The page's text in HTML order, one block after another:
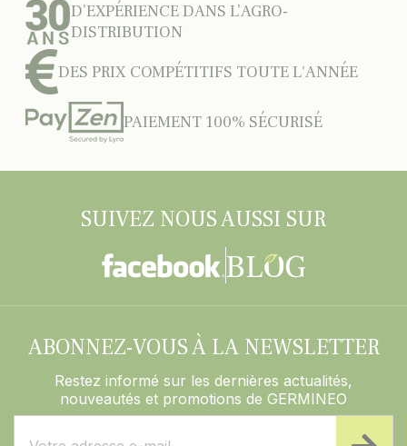
D’EXPÉRIENCE DANS L’AGRO-
DISTRIBUTION
DES PRIX COMPÉTITIFS TOUTE L'ANNÉE
PAIEMENT 100% SÉCURISÉ
SUIVEZ NOUS AUSSI SUR
ABONNEZ-VOUS À LA NEWSLETTER
Restez informé sur les dernières actualités,
nouveautés et promotions de GERMINEO